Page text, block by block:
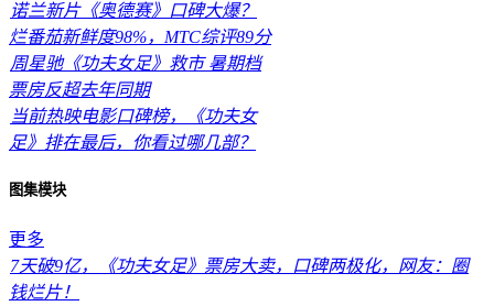
诺兰新片《奥德赛》口碑大爆？
烂番茄新鲜度98%，MTC综评89分
周星驰《功夫女足》救市 暑期档
票房反超去年同期
当前热映电影口碑榜，《功夫女
足》排在最后，你看过哪几部？
图集模块
更多
7天破9亿，《功夫女足》票房大卖，口碑两极化，网友：圈
钱烂片！